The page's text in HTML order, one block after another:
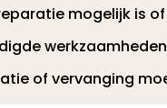
mogelijk is
of vervanging